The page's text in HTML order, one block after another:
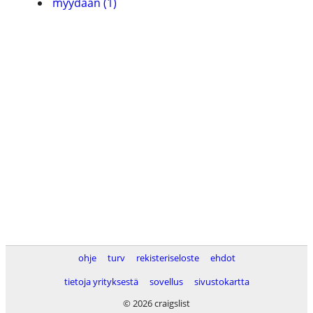
ohje turv rekisteriseloste
ehdot
tietoja yrityksestä
sovellus
sivustokartta
© 2026 craigslist